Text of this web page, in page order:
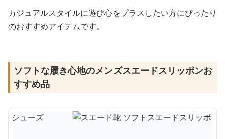
カジュアルスタイルに遊び心をプラスしたい方にぴったり
のおすすめアイテムです。
ソフトな履き心地のメンズスエードスリッポンお
すすめ品